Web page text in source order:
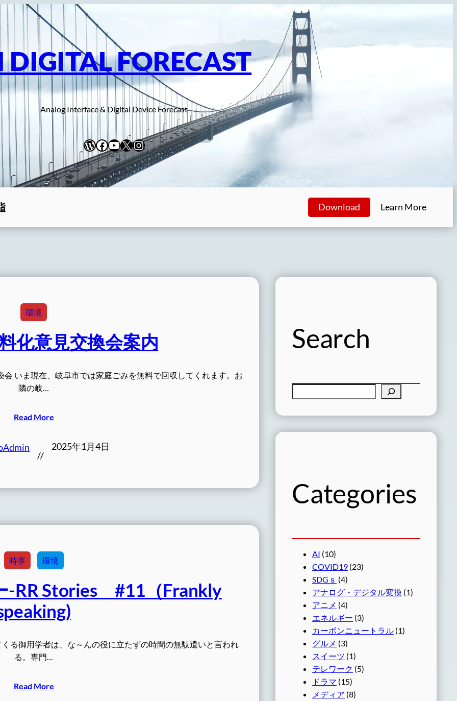
DIGITAL FORECAST
Analog Interface & Digital Device Forecast
WordPress
Facebook
YouTube
X Instagram
Download Learn More
環境
化意見交換会案内
いま現在、岐阜市では家庭ごみを無料で回収してくれます。お
隣の岐…
Read More
//
2025年1月4日
時事 環境
-RR Stories #11（Frankly
御用学者は、な～んの役に立たずの時間の無駄遣いと言われ
る。専門…
Read More
Search
Categories
AI (10)
COVID19 (23)
SDGｓ (4)
アナログ・デジタル変換 (1)
アニメ (4)
エネルギー (3)
カーボンニュートラル (1)
グルメ (3)
スイーツ (1)
テレワーク (5)
ドラマ (15)
メディア (8)